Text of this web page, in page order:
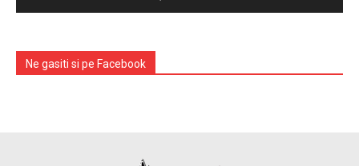
Ne gasiti si pe Facebook